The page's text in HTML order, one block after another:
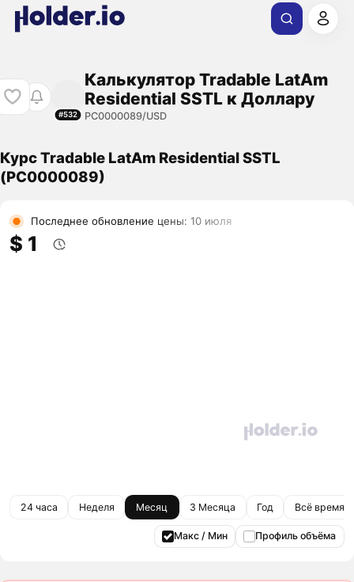
#532
Калькулятор Tradable LatAm
Residential SSTL к Доллару
PC0000089/USD
Курс Tradable LatAm Residential SSTL
(PC0000089)
Последнее обновление цены: 10 июля
$ 1
24 часа Неделя Месяц 3 Месяца Год Всё время
Макс / Мин Профиль объёма